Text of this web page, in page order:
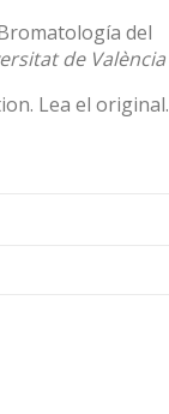
del
de València
. Lea el original.